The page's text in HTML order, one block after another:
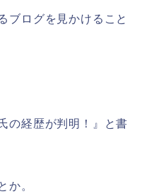
ブログを見かけること
経歴が判明！』と書
か。